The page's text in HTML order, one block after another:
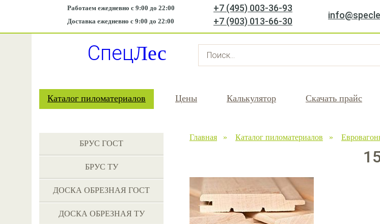
Работаем ежедневно с 9:00 до 22:00
Доставка ежедневно с 9:00 до 22:00
+7 (495) 003-36-93
+7 (903) 013-66-30
СпецЛес
Каталог пиломатериалов Цены Калькулятор Скачать прайс
БРУС ГОСТ
БРУС ТУ
ДОСКА ОБРЕЗНАЯ ГОСТ
ДОСКА ОБРЕЗНАЯ ТУ
Главная » Каталог пиломатериалов »